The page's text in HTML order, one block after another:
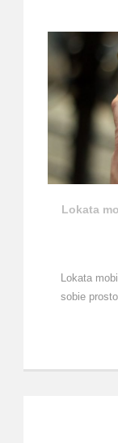
Lokata
Lokata
sobie